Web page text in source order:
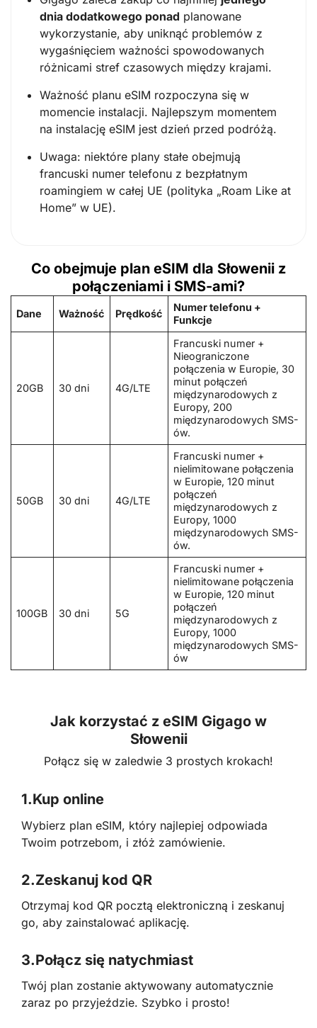
dnia dodatkowego ponad planowane
wykorzystanie, aby uniknąć problemów z
wygaśnięciem ważności spowodowanych
różnicami stref czasowych między krajami.
Ważność planu eSIM rozpoczyna się w
momencie instalacji. Najlepszym momentem
na instalację eSIM jest dzień przed podróżą.
Uwaga: niektóre plany stałe obejmują
francuski numer telefonu z bezpłatnym
roamingiem w całej UE (polityka „Roam Like at
Home” w UE).
Co obejmuje plan eSIM dla Słowenii z
połączeniami i SMS-ami?
Dane Ważność Prędkość
Numer telefonu +
Funkcje
20GB 30 dni 4G/LTE
Francuski numer +
Nieograniczone
połączenia w Europie, 30
minut połączeń
międzynarodowych z
Europy, 200
międzynarodowych SMS-
ów.
50GB 30 dni 4G/LTE
Francuski numer +
nielimitowane połączenia
w Europie, 120 minut
połączeń
międzynarodowych z
Europy, 1000
międzynarodowych SMS-
ów.
100GB 30 dni 5G
Francuski numer +
nielimitowane połączenia
w Europie, 120 minut
połączeń
międzynarodowych z
Europy, 1000
międzynarodowych SMS-
ów
Jak korzystać z eSIM Gigago w
Słowenii
Połącz się w zaledwie 3 prostych krokach!
1.Kup online
Wybierz plan eSIM, który najlepiej odpowiada
Twoim potrzebom, i złóż zamówienie.
2.Zeskanuj kod QR
Otrzymaj kod QR pocztą elektroniczną i zeskanuj
go, aby zainstalować aplikację.
3.Połącz się natychmiast
Twój plan zostanie aktywowany automatycznie
zaraz po przyjeździe. Szybko i prosto!